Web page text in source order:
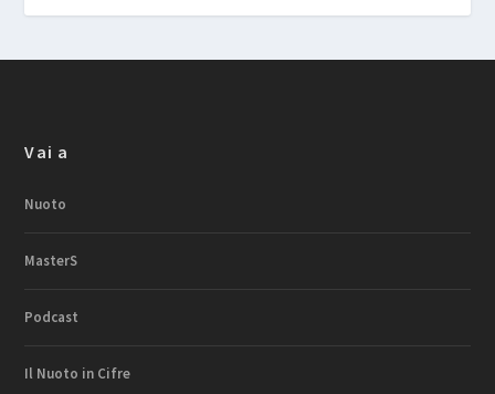
Vai a
Nuoto
MasterS
Podcast
Il Nuoto in Cifre